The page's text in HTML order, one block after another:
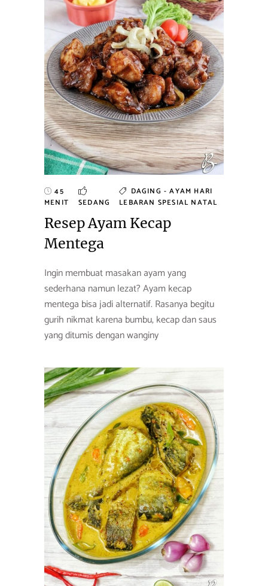
45
MENIT
SEDANG
DAGING - AYAM HARI
LEBARAN SPESIAL NATAL
Resep Ayam Kecap
Mentega
Ingin membuat masakan ayam yang
sederhana namun lezat? Ayam kecap
mentega bisa jadi alternatif. Rasanya begitu
gurih nikmat karena bumbu, kecap dan saus
yang ditumis dengan wanginy